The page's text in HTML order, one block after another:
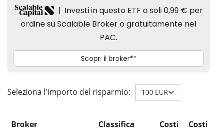
Seleziona l'importo del risparmio: 100 EUR
Broker Classifica Costi Costi